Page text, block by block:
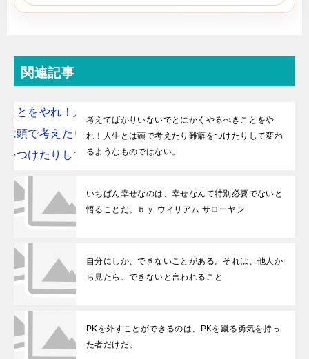
関連記事
考えてばかりいないでとにかくやるべきことをや
れ！人生とは頭で考えたり難癖をつけたりして変わ
るようなものではない。
いちばん幸せなのは、幸せなんて特別必要でないと
悟ることだ。ｂｙ ウィリアム サローヤン
自分にしか、できないことがある。それは、他人か
ら見たら、できないと言われること
PKを外すことができるのは、PKを蹴る勇気を持っ
た者だけだ。